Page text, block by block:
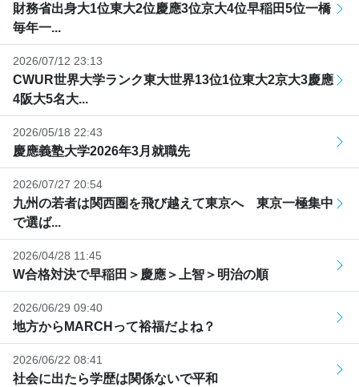
財務省出身大1位東大2位慶應3位京大4位早稲田5位一橋
毎年一...
2026/07/12 23:13
CWUR世界大学ランク東大世界13位1位東大2京大3慶應
4阪大5名大...
2026/05/18 22:43
慶應義塾大学2026年3月就職先
2026/07/27 20:54
九州の若者は関西圏を飛び越えて東京へ 東京一極集中
で選ば...
2026/04/28 11:45
W合格対決で早稲田＞慶應＞上智＞明治の順
2026/06/29 09:40
地方からMARCHって裕福だよね？
2026/06/22 08:41
社会に出たら学歴は関係ないで平和